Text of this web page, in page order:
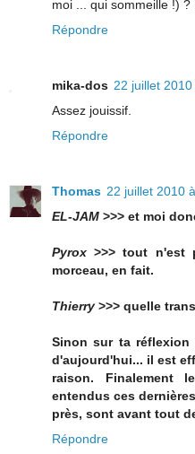
moi ... qui sommeille !) ?
Répondre
mika-dos 22 juillet
Assez jouissif.
Répondre
Thomas 22 juillet 2010
EL-JAM >>> et moi
Pyrox >>> tout n'est
morceau, en fait.
Thierry >>> quelle
Sinon sur ta réflexion
d'aujourd'hui... il est
raison. Finalement
entendus ces
près, sont avant tout
Répondre